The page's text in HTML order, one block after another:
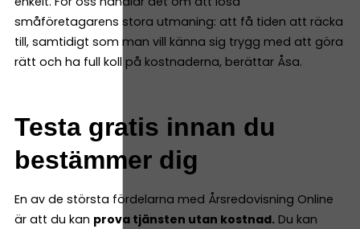
småföretagarens stora utmaning: att få tiden att räcka
till, samtidigt som man vill känna sig trygg med att göra
rätt och ha full koll på kostnaderna, berättar Åsa.
Testa gratis innan du
bestämmer dig
En av de största fördelarna med Årsredovisning Online
är att du kan prova tjänsten utan kostnad. Du kan